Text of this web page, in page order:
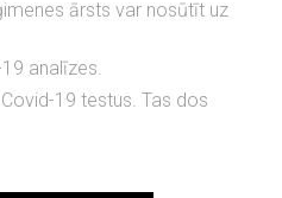
ārsts var nosūtīt uz
analīzes.
19 testus. Tas dos